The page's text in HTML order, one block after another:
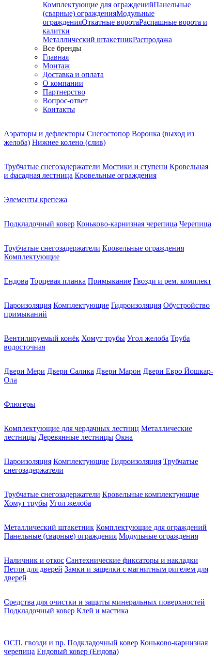
Комплектующие для огражденийПанельные
(сварные) огражденияМодульные
огражденияОткатные воротаРаспашные ворота и
калитки
Металлический штакетникРаспродажа
Все бренды
Главная
Монтаж
Доставка и оплата
О компании
Партнерство
Вопрос-ответ
Контакты
Аэраторы и дефлекторы Снегостопор Воронка (выход из
желоба) Нижнее колено (слив)
Трубчатые снегозадержатели Мостики и ступени Кровельная
и фасадная лестница Кровельные ограждения
Элементы крепежа
Подкладочный ковер Коньково-карнизная черепица Черепица
Трубчатые снегозадержатели Кровельные ограждения
Комплектующие
Ендова Торцевая планка Примыкание Гвозди и рем. комплект
Пароизоляция Комплектующие Гидроизоляция Обустройство
примыканий
Вентилируемый конёк Хомут трубы Угол желоба Труба
водосточная
Двери Мери Двери Салика Двери Марон Двери Евро Йошкар-
Ола
Флюгеры
Комплектующие для чердачных лестниц Металлические
лестницы Деревянные лестницы Окна
Пароизоляция Комплектующие Гидроизоляция Трубчатые
снегозадержатели
Трубчатые снегозадержатели Кровельные комплектующие
Хомут трубы Угол желоба
Металлический штакетник Комплектующие для ограждений
Панельные (сварные) ограждения Модульные ограждения
Наличник и откос Сантехнические фиксаторы и накладки
Петли для дверей Замки и защелки с магнитным ригелем для
дверей
Средства для очистки и защиты минеральных поверхностей
Подкладочный ковер Клей и мастика
ОСП, гвозди и пр. Подкладочный ковер Коньково-карнизная
черепица Ендовый ковер (Ендова)